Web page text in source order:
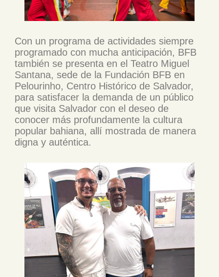
Con un programa de actividades siempre
programado con mucha anticipación, BFB
también se presenta en el Teatro Miguel
Santana, sede de la Fundación BFB en
Pelourinho, Centro Histórico de Salvador,
para satisfacer la demanda de un público
que visita Salvador con el deseo de
conocer más profundamente la cultura
popular bahiana, allí mostrada de manera
digna y auténtica.